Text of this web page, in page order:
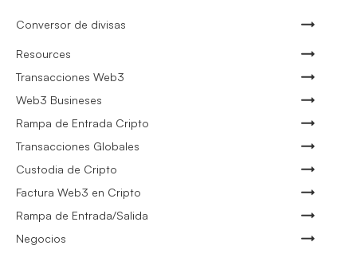
Conversor de divisas
Resources
Transacciones Web3
Web3 Busineses
Rampa de Entrada Cripto
Transacciones Globales
Custodia de Cripto
Factura Web3 en Cripto
Rampa de Entrada/Salida
Negocios